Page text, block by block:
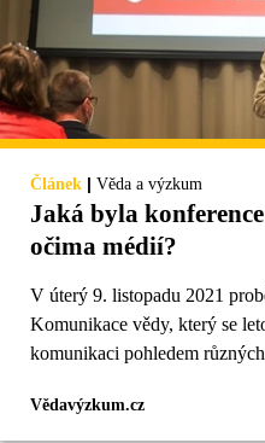
Článek | Věda a výzkum
Jaká byla
očima médií?
V úterý 9. listopadu 2021
Komunikace vědy, který se
komunikaci pohledem
Vědavýzkum.cz